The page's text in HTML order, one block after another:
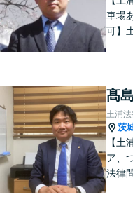
車場
可】
す。
髙
土浦
茨
【土
ア、
法律